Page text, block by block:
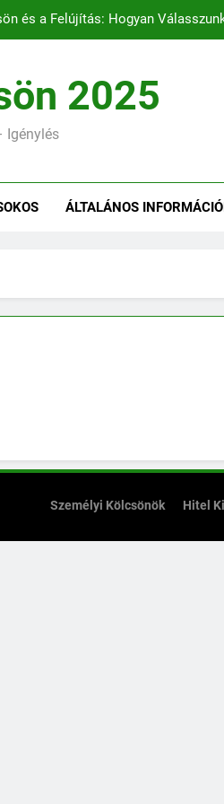
és a Felújítás: Hogyan
Személyi kölcsönhöz
Hiteligénylés ha
2025
Igénylés
ÁLTALÁNOS
Személyi Kölcsönök Hitel